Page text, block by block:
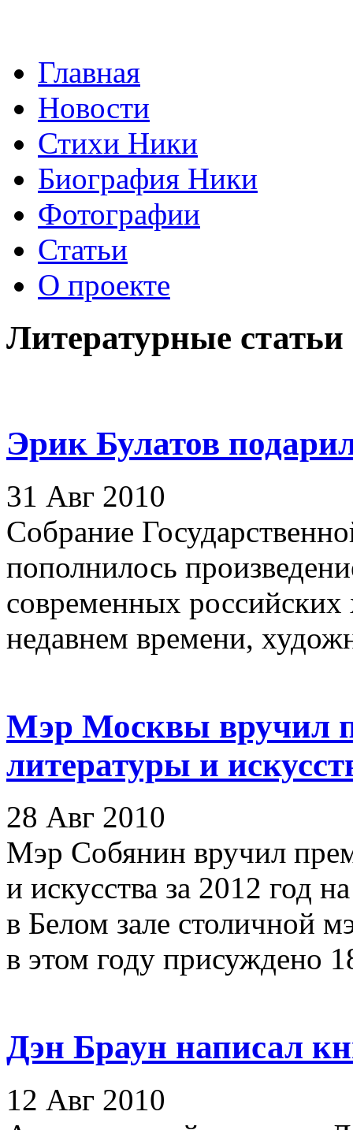
Главная
Новости
Стихи Ники
Биография Ники
Фотографии
Статьи
О проекте
Литературные статьи
Эрик Булатов
31 Авг 2010
Собрание
пополнилось
современных
недавнем времени,
Мэр Москвы вручил
литературы и
28 Авг 2010
Мэр Собянин вручил
и искусства за 2012 год
в Белом зале столичной
в этом году присуждено
Дэн Браун написал
12 Авг 2010